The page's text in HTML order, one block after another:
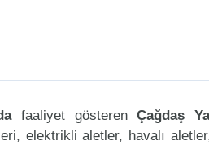
faaliyet gösterenÇağdaş
elektrikli aletler, havalı